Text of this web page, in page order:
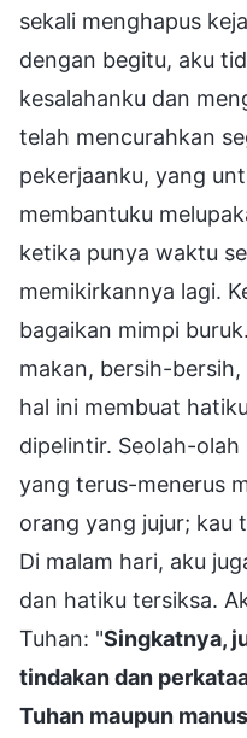
sekali menghapus
dengan begitu, aku
kesalahanku dan
telah mencurahkan
pekerjaanku, yang
membantuku
ketika punya waktu
memikirkannya lagi.
bagaikan mimpi
makan, bersih-
hal ini membuat
dipelintir. Seolah-olah
yang terus-menerus
orang yang jujur; kau
Di malam hari, aku
dan hatiku tersiksa.
Tuhan: "Singkatnya,
tindakan dan
Tuhan maupun